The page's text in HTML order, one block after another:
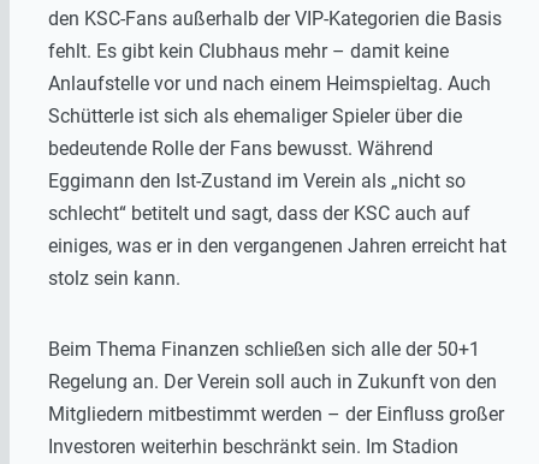
den KSC-Fans außerhalb der VIP-Kategorien die Basis
fehlt. Es gibt kein Clubhaus mehr – damit keine
Anlaufstelle vor und nach einem Heimspieltag. Auch
Schütterle ist sich als ehemaliger Spieler über die
bedeutende Rolle der Fans bewusst. Während
Eggimann den Ist-Zustand im Verein als „nicht so
schlecht“ betitelt und sagt, dass der KSC auch auf
einiges, was er in den vergangenen Jahren erreicht hat
stolz sein kann.
Beim Thema Finanzen schließen sich alle der 50+1
Regelung an. Der Verein soll auch in Zukunft von den
Mitgliedern mitbestimmt werden – der Einfluss großer
Investoren weiterhin beschränkt sein. Im Stadion